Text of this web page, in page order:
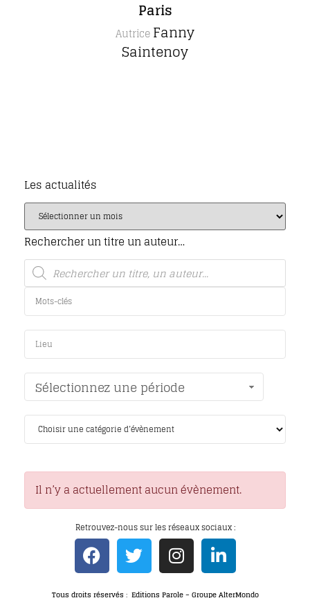
Paris
Autrice Fanny
Saintenoy
Les actualités
Rechercher un titre un auteur…
Sélectionnez une période
Il n’y a actuellement aucun évènement.
Retrouvez-nous sur les réseaux sociaux :
Tous droits réservés : Editions Parole – Groupe AlterMondo